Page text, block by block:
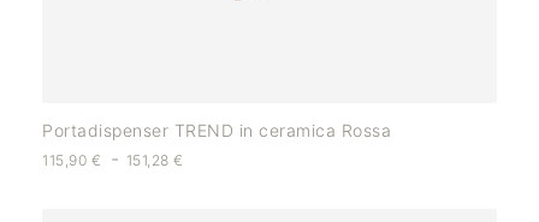
Portadispenser TREND in ceramica Rossa
115,90 € - 151,28€